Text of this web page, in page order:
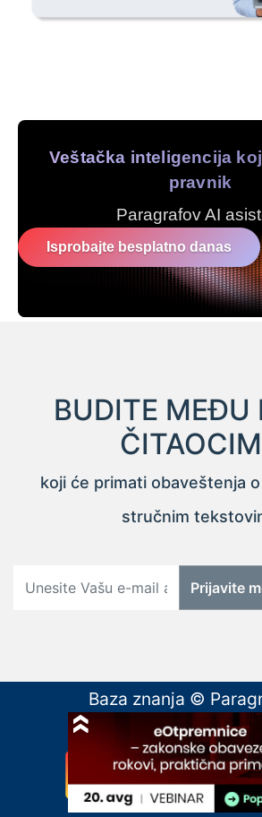
Veštačka inteligencija
pravnik
Paragrafov AI
Isprobajte besplatno danas
BUDITE MEĐU
koji će primati obaveštenja
stručnim
Prijavite
Baza znanja ©